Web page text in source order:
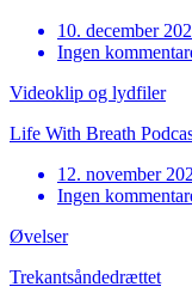
10. december
Ingen
Videoklip og lydfiler
Life With Breath
12. november
Ingen
Øvelser
Trekantsåndedrættet